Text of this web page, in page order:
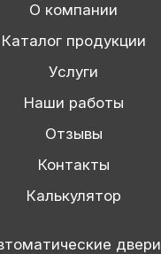
О компании
Каталог продукции
Услуги
Наши работы
Отзывы
Контакты
Калькулятор
двери